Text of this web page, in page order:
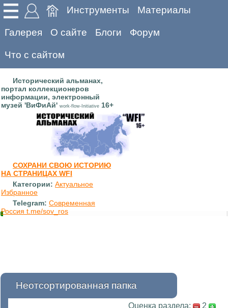
Инструменты Материалы
Галерея О сайте Блоги Форум
Что с сайтом
Исторический альманах,
портал коллекционеров
информации, электронный
музей 'ВиФиАй' work-flow-Initiative 16+
СОХРАНИ СВОЮ ИСТОРИЮ
НА СТРАНИЦАХ WFI
Категории: Актуальное
Избранное
Telegram: Современная
Россия t.me/sov_ros
Неотсортированная папка
Оценка раздела: 2